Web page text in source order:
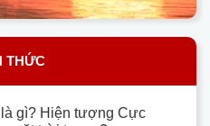
THỨC
gì? Hiện tượng Cực